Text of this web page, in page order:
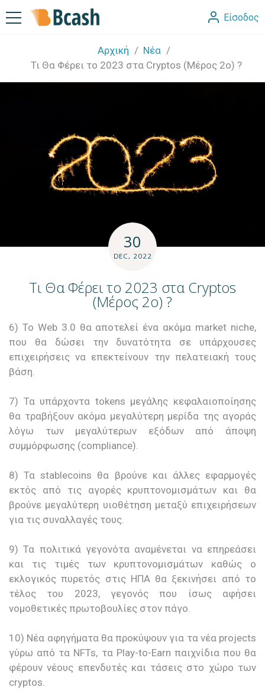
Είσοδος
Αρχική
Νέα
Τι Θα Φέρει το 2023 στα Cryptos (Μέρος 2ο) ?
30
DEC, 2022
Τι Θα Φέρει το 2023 στα Cryptos
(Μέρος 2ο) ?
6) To Web 3.0 θα αποτελεί ένα ακόμα market niche,
που θα δώσει την δυνατότητα σε υπάρχουσες
επιχειρήσεις να επεκτείνουν την πελατειακή τους
βάση.
7) Τα υπάρχοντα tokens μεγάλης κεφαλαιοποίησης
θα τραβήξουν ακόμα μεγαλύτερη μερίδα της αγοράς
λόγω των μεγαλύτερων εξόδων από άποψη
συμμόρφωσης (compliance).
8) Τα stablecoins θα βρούνε και άλλες εφαρμογές
εκτός από τις αγορές κρυπτονομισμάτων και θα
βρούνε μεγαλύτερη υιοθέτηση μεταξύ επιχειρήσεων
για τις συναλλαγές τους.
9) Τα πολιτικά γεγονότα αναμένεται να επηρεάσει
και τις τιμές των κρυπτονομισμάτων καθώς ο
εκλογικός πυρετός στις ΗΠΑ θα ξεκινήσει από το
τέλος του 2023, γεγονός που ίσως αφήσει
νομοθετικές πρωτοβουλίες στον πάγο.
10) Νέα αφηγήματα θα προκύψουν για τα νέα projects
γύρω από τα NFTs, τα Play-to-Earn παιχνίδια που θα
φέρουν νέους επενδυτές και τάσεις στο χώρο των
cryptos.